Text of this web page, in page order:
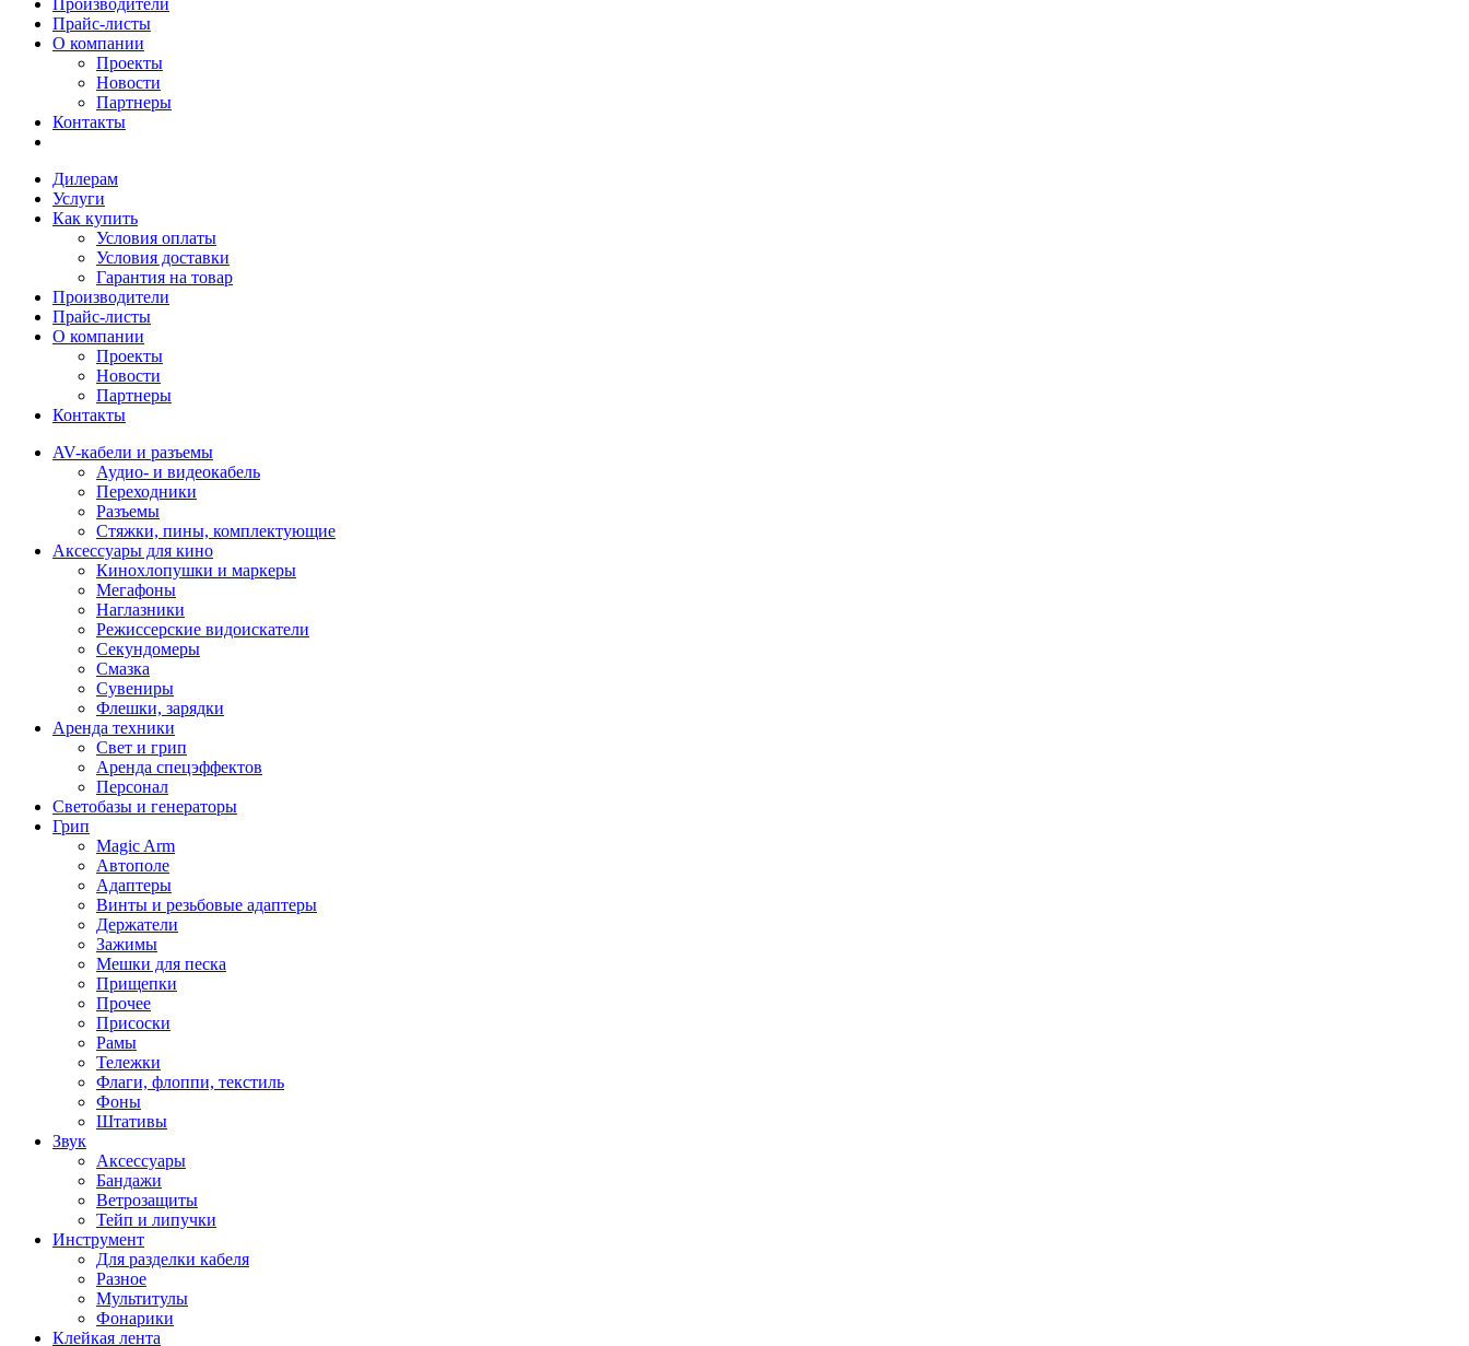
Производители
Прайс-листы
О компании
Проекты
Новости
Партнеры
Контакты
Дилерам
Услуги
Как купить
Условия оплаты
Условия доставки
Гарантия на товар
Производители
Прайс-листы
О компании
Проекты
Новости
Партнеры
Контакты
AV-кабели и разъемы
Аудио- и видеокабель
Переходники
Разъемы
Стяжки, пины, комплектующие
Аксессуары для кино
Кинохлопушки и маркеры
Мегафоны
Наглазники
Режиссерские видоискатели
Секундомеры
Смазка
Сувениры
Флешки, зарядки
Аренда техники
Свет и грип
Аренда спецэффектов
Персонал
Светобазы и генераторы
Грип
Magic Arm
Автополе
Адаптеры
Винты и резьбовые адаптеры
Держатели
Зажимы
Мешки для песка
Прищепки
Прочее
Присоски
Рамы
Тележки
Флаги, флоппи, текстиль
Фоны
Штативы
Звук
Аксессуары
Бандажи
Ветрозащиты
Тейп и липучки
Инструмент
Для разделки кабеля
Разное
Мультитулы
Фонарики
Клейкая лента